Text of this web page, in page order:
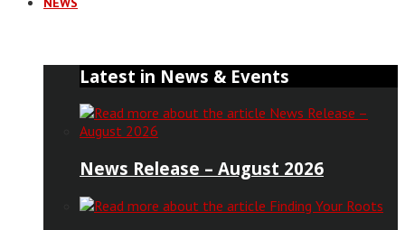
Latest in News & Events
News Release – August 2026